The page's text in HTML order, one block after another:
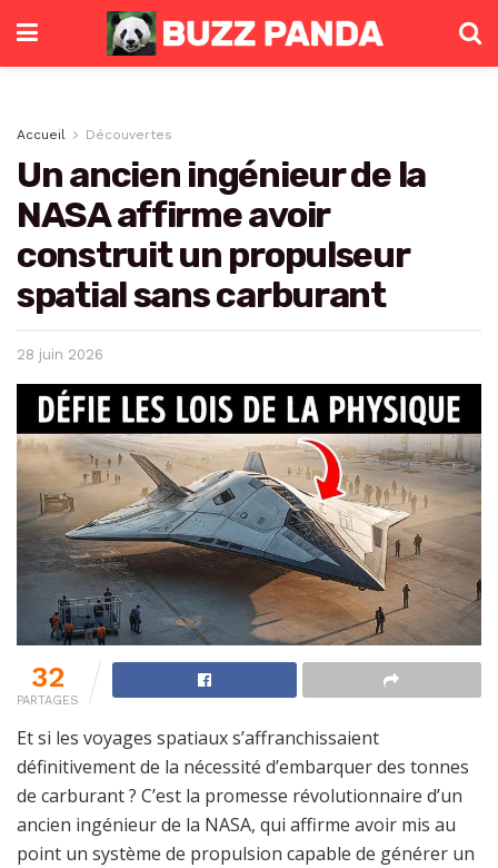
Accueil Découvertes
Un ancien ingénieur de la
NASA affirme avoir
construit un propulseur
spatial sans carburant
28 juin 2026
32
PARTAGES
Et si les voyages spatiaux s’affranchissaient
définitivement de la nécessité d’embarquer des tonnes
de carburant ? C’est la promesse révolutionnaire d’un
ancien ingénieur de la NASA, qui affirme avoir mis au
point un système de propulsion capable de générer un